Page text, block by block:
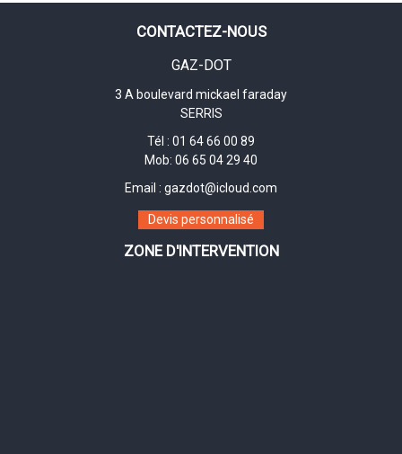
CONTACTEZ-NOUS
GAZ-DOT
3 A boulevard mickael faraday
SERRIS
Tél : 01 64 66 00 89
Mob: 06 65 04 29 40
Email : gazdot@icloud.com
Devis personnalisé
ZONE D'INTERVENTION